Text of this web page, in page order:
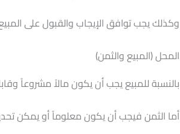
وكذلك يجب توافق الإيجاب والقبول على
المحل (المبيع والثمن)
بالنسبة للمبيع يجب أن يكون مالاً مشروعاً
أما الثمن فيجب أن يكون معلوماً أو يمكن